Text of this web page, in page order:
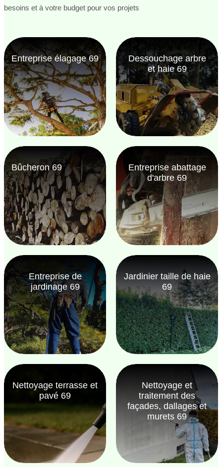
besoins et à votre budget pour vos projets
Entreprise élagage 69
Dessouchage arbre
et haie 69
Bûcheron 69
Entreprise abattage
d'arbre 69
Entreprise de
jardinage 69
Jardinier taille de haie
69
Nettoyage terrasse et
pavé 69
Nettoyage et
traitement des
façades, dallages et
murets 69